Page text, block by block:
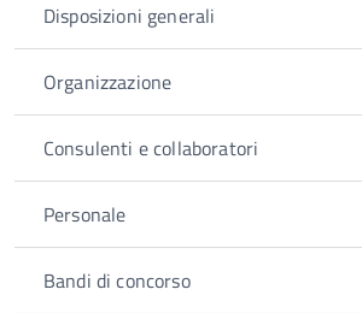
Disposizioni generali
Organizzazione
Consulenti e collaboratori
Personale
Bandi di concorso